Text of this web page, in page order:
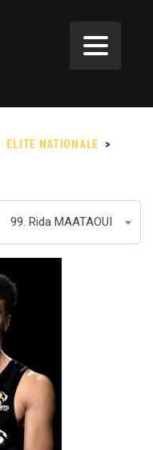
ELITE NATIONALE >
99. Rida MAATAOUI